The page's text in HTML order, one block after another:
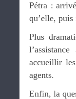
Pétra :
qu’elle,
Plus
accueillir
agents.
Enfin, la